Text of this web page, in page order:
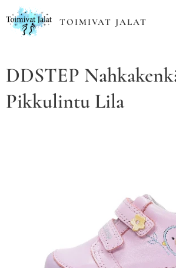
TOIMIVAT JALAT
DDSTEP
Pikkulintu Lila